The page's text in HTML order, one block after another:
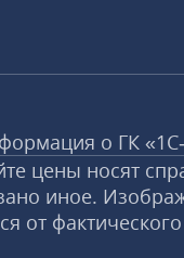
о ГК
цены носят
иное.
от